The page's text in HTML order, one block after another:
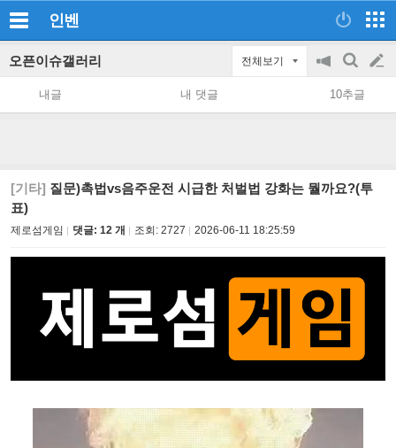
인벤
오픈이슈갤러리 전체보기
공
지
on/off
검
색
글
쓰
내글 내 댓글 10추글
[기타] 질문)촉법vs음주운전 시급한 처벌법 강화는 뭘까요?(투
표)
제로섬게임 댓글: 12 개 조회: 2727 2026-06-11 18:25:59